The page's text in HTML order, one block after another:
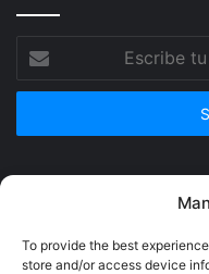
To provide the best
store and/or access device
correo